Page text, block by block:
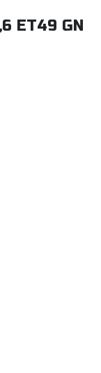
ET49 GN